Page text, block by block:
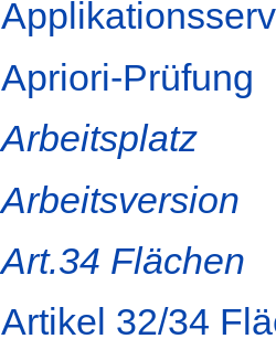
Apriori-Prüfung
Arbeitsplatz
Arbeitsversion
Art.34 Flächen
Artikel 32/34